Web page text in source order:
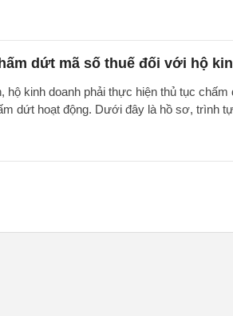
dứt mã số thuế đối với hộ
hộ kinh doanh phải thực hiện thủ tục
dứt hoạt động. Dưới đây là hồ sơ, trình